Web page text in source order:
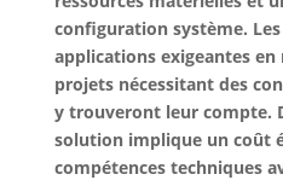
configuration système.
applications exigeantes en
projets nécessitant des
y trouveront leur compte.
solution implique un coût
compétences techniques